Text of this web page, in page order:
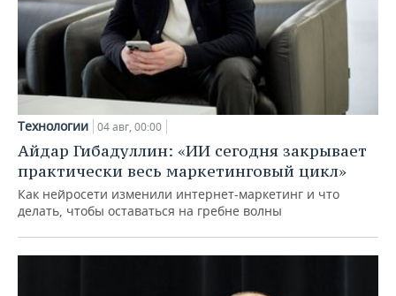
Технологии 04 авг, 00:00
Айдар Гибадуллин: «ИИ сегодня закрывает
практически весь маркетинговый цикл»
Как нейросети изменили интернет-маркетинг и что
делать, чтобы оставаться на гребне волны